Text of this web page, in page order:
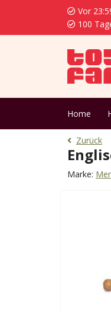
Vor
100
Home
Zurück
Marke: